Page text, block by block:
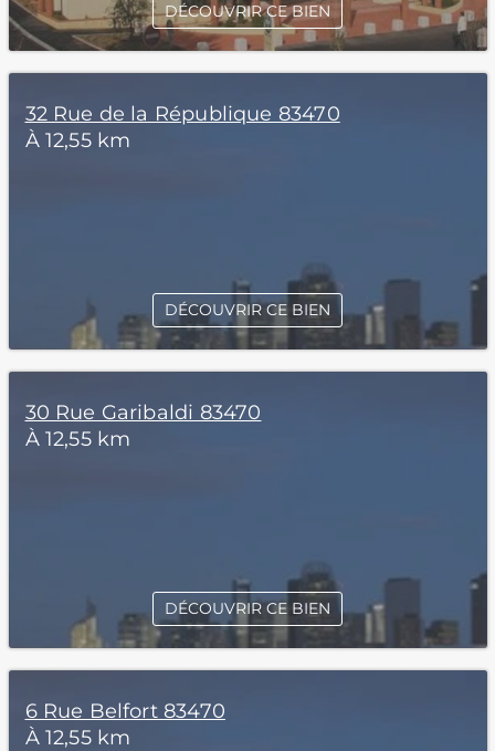
DÉCOUVRIR CE BIEN
32 Rue de la République 83470
À 12,55 km
DÉCOUVRIR CE BIEN
30 Rue Garibaldi 83470
À 12,55 km
DÉCOUVRIR CE BIEN
6 Rue Belfort 83470
À 12,55 km